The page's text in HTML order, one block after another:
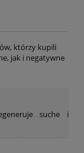
którzy kupili
jak i negatywne
suche i